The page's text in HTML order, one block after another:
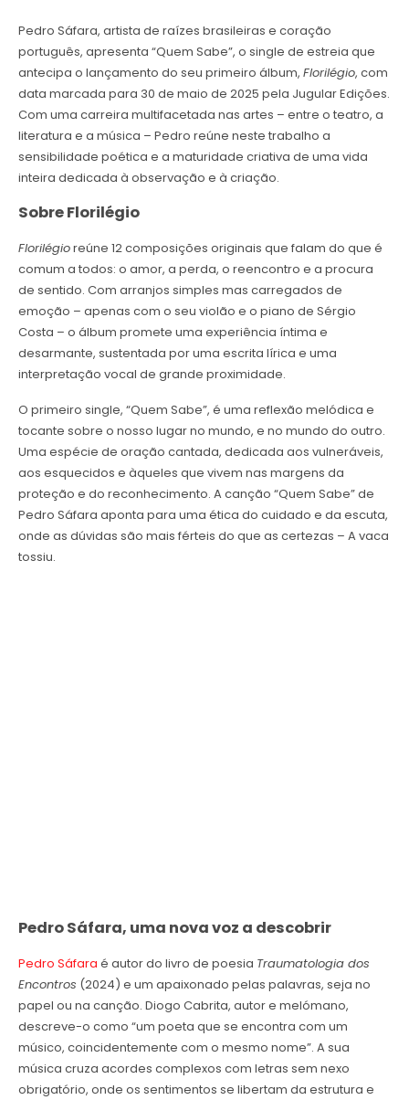
Pedro Sáfara, artista de raízes brasileiras e coração
português, apresenta “Quem Sabe”, o single de estreia que
antecipa o lançamento do seu primeiro álbum, Florilégio, com
data marcada para 30 de maio de 2025 pela Jugular Edições.
Com uma carreira multifacetada nas artes – entre o teatro, a
literatura e a música – Pedro reúne neste trabalho a
sensibilidade poética e a maturidade criativa de uma vida
inteira dedicada à observação e à criação.
Sobre Florilégio
Florilégioreúne 12 composições originais que falam do que é
comum a todos: o amor, a perda, o reencontro e a procura
de sentido. Com arranjos simples mas carregados de
emoção – apenas com o seu violão e o piano de Sérgio
Costa – o álbum promete uma experiência íntima e
desarmante, sustentada por uma escrita lírica e uma
interpretação vocal de grande proximidade.
O primeiro single, “Quem Sabe”, é uma reflexão melódica e
tocante sobre o nosso lugar no mundo, e no mundo do outro.
Uma espécie de oração cantada, dedicada aos vulneráveis,
aos esquecidos e àqueles que vivem nas margens da
proteção e do reconhecimento. A canção “Quem Sabe” de
Pedro Sáfara aponta para uma ética do cuidado e da escuta,
onde as dúvidas são mais férteis do que as certezas – A vaca
tossiu.
Pedro Sáfara, uma nova voz a descobrir
Pedro Sáfara é autor do livro de poesia Traumatologia dos
Encontros (2024) e um apaixonado pelas palavras, seja no
papel ou na canção. Diogo Cabrita, autor e melómano,
descreve-o como “um poeta que se encontra com um
músico, coincidentemente com o mesmo nome”. A sua
música cruza acordes complexos com letras sem nexo
obrigatório, onde os sentimentos se libertam da estrutura e